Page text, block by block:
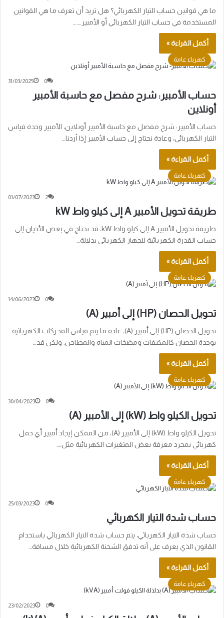
ما هي قوانين حساب التيار الكهربائي؟ هل تريد أن تعرف ما هي القوانين
المستخدمة في حساب التيار الكهربائي أو الأمبير….…
أكمل القراءة »
كهرباء عامة
31/03/2025 0
حساب الأمبير: شرح مفصل مع حاسبة الأمبير
أونلاين
حساب الأمبير: شرح مفصل مع حاسبة الأمبير أونلاين، الأمبير وحدة قياس
التيار الكهربائي، وعادة نحتاج إلى حساب الأمبير إذا أردنا…
أكمل القراءة »
كهرباء عامة
01/07/2023 2
طريقة تحويل الأمبير A إلى كيلو واط kW
طريقة تحويل الأمبير A إلى كيلو واط kW، قد نحتاج في بعض الأحيان إلى
حساب القدرة الكهربائية للجهاز الكهربائي بدلالة…
أكمل القراءة »
كهرباء عامة
14/06/2023 0
تحويل الحصان (HP) إلى أمبير (A)
تحويل الحصان (HP) إلى أمبير (A)، عادة ما يتم قياس المحركات الكهربائية
بوحدة الحصان كالمكيفات ومضخات المياه والمطاحن. ولكن قد…
أكمل القراءة »
كهرباء عامة
30/04/2023 0
تحويل الكيلو واط (kW) إلى الأمبير (A)
تحويل الكيلو واط (kW) إلى الأمبير (A)، من الممكن إيجاد أمبير أي حمل
كهربائي بمجرد معرفة بعض المتغيرات الكهربائية مثل:…
أكمل القراءة »
كهرباء عامة
25/03/2023 0
حساب شدة التيار الكهربائي
حساب شدة التيار الكهربائي، يتم حساب شدة التيار الكهربائي باستخدام
القانون الذي يعرف على أنه تدفق الشحنة الكهربائية خلال مسافة…
أكمل القراءة »
كهرباء عامة
23/02/2023 0